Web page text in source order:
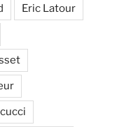
Eric Latour